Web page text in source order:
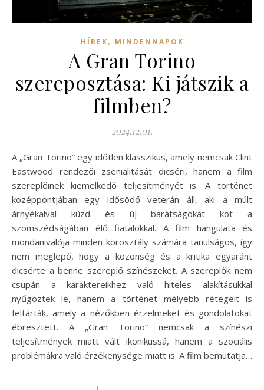
HÍREK, MINDENNAPOK
A Gran Torino
szereposztása: Ki játszik a
filmben?
2024.12.01.
A „Gran Torino” egy időtlen klasszikus, amely nemcsak Clint
Eastwood rendezői zsenialitását dicséri, hanem a film
szereplőinek kiemelkedő teljesítményét is. A történet
középpontjában egy idősödő veterán áll, aki a múlt
árnyékaival küzd és új barátságokat köt a
szomszédságában élő fiatalokkal. A film hangulata és
mondanivalója minden korosztály számára tanulságos, így
nem meglepő, hogy a közönség és a kritika egyaránt
dicsérte a benne szereplő színészeket. A szereplők nem
csupán a karaktereikhez való hiteles alakításukkal
nyűgöztek le, hanem a történet mélyebb rétegeit is
feltárták, amely a nézőkben érzelmeket és gondolatokat
ébresztett. A „Gran Torino” nemcsak a színészi
teljesítmények miatt vált ikonikussá, hanem a szociális
problémákra való érzékenysége miatt is. A film bemutatja…